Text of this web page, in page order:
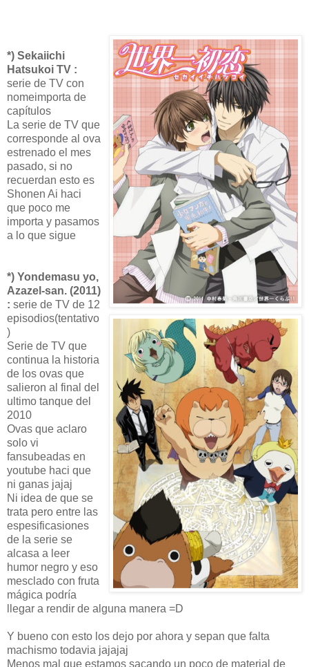
*) Sekaiichi
Hatsukoi TV :
serie de TV con
nomeimporta de
capítulos
La serie de TV que
corresponde al ova
estrenado el mes
pasado, si no
recuerdan esto es
Shonen Ai haci
que poco me
importa y pasamos
a lo que sigue
*) Yondemasu yo,
Azazel-san. (2011)
: serie de TV de 12
episodios(tentativo
)
Serie de TV que
continua la historia
de los ovas que
salieron al final del
ultimo tanque del
2010
Ovas que aclaro
solo vi
fansubeadas en
youtube haci que
ni ganas jajaj
Ni idea de que se
trata pero entre las
espesificasiones
de la serie se
alcasa a leer
humor negro y eso
mesclado con fruta
mágica podría
llegar a rendir de alguna manera =D
Y bueno con esto los dejo por ahora y sepan que falta
machismo todavia jajajaj
Menos mal que estamos sacando un poco de material de